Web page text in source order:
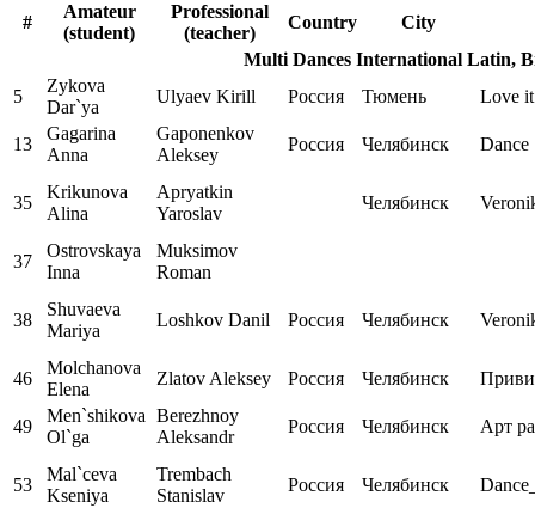
#
Amateur
(student)
Professional
(teacher)
Country
City
Multi Dances International Latin,
5
Zykova
Dar`ya
Ulyaev Kirill Россия Тюмень Love
13
Gagarina
Anna
Gaponenkov
Aleksey
Россия Челябинск Dance
35
Krikunova
Alina
Apryatkin
Yaroslav
Челябинск
37
Ostrovskaya
Inna
Muksimov
Roman
38
Shuvaeva
Mariya
Loshkov Danil Россия Челябинск
46
Molchanova
Elena
Zlatov Aleksey Россия Челябинск
49
Men`shikova
Ol`ga
Berezhnoy
Aleksandr
Россия Челябинск Арт
53
Mal`ceva
Kseniya
Trembach
Stanislav
Россия Челябинск